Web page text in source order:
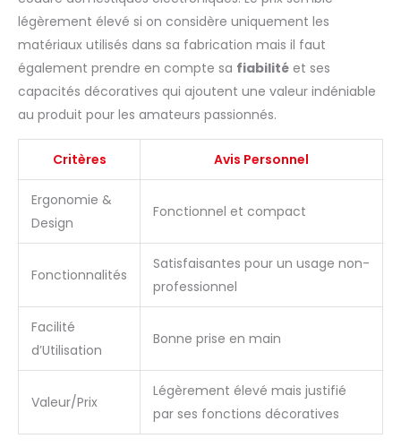
légèrement élevé si on considère uniquement les
matériaux utilisés dans sa fabrication mais il faut
également prendre en compte sa fiabilité et ses
capacités décoratives qui ajoutent une valeur indéniable
au produit pour les amateurs passionnés.
Critères Avis Personnel
Ergonomie &
Design
Fonctionnel et compact
Fonctionnalités
Satisfaisantes pour un usage non-
professionnel
Facilité
d’Utilisation
Bonne prise en main
Valeur/Prix
Légèrement élevé mais justifié
par ses fonctions décoratives